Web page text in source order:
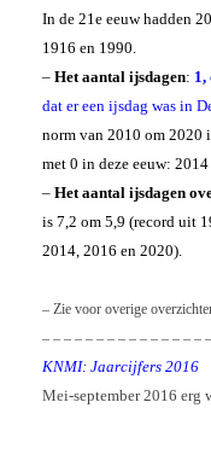
In de 21e eeuw hadden
1916 en 1990.
– Het aantal ijsdagen: 1,
dat er een ijsdag was in
norm van 2010 om 2020
met 0 in deze eeuw:
– Het aantal ijsdagen
is 7,2 om 5,9 (record uit
2014, 2016 en 2020).
– Zie voor overige
– – – – – – – – – – – – – – –
KNMI: Jaarcijfers 2016
Mei-september 2016 erg